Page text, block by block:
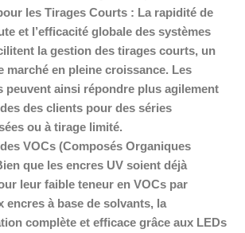
les Tirages Courts : La rapidité de
et l’efficacité globale des systèmes
la gestion des tirages courts, un
marché en pleine croissance. Les
peuvent ainsi répondre plus agilement
des clients pour des séries
ou à tirage limité.
VOCs (Composés Organiques
que les encres UV soient déjà
leur faible teneur en VOCs par
encres à base de solvants, la
complète et efficace grâce aux LEDs